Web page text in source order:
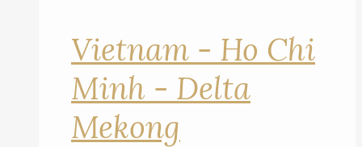
Vietnam - Ho Chi
Minh - Delta
Mekong